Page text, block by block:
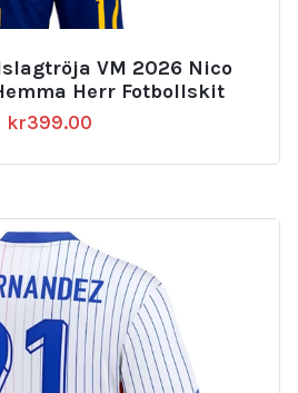
VM 2026 Nico
Herr Fotbollskit
kr399.00